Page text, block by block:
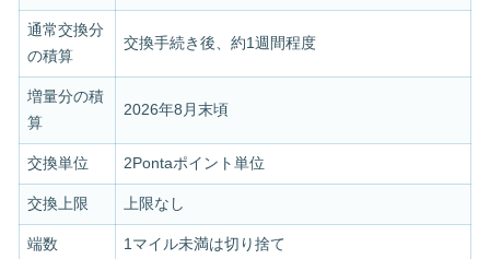
通常交換分
の積算
交換手続き後、約1週間程度
増量分の積
算
2026年8月末頃
交換単位 2Pontaポイント単位
交換上限 上限なし
端数 1マイル未満は切り捨て